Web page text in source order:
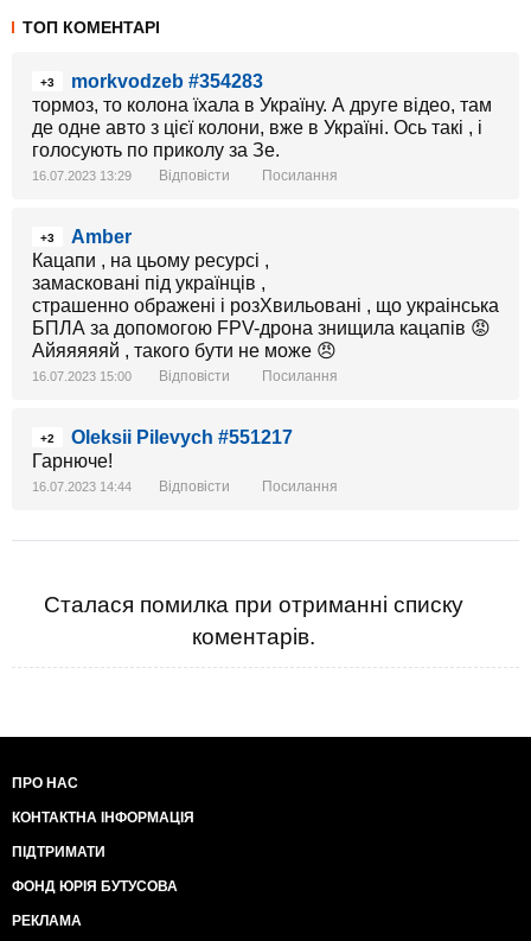
ТОП КОМЕНТАРІ
+3
morkvodzeb #354283
тормоз, то колона їхала в Україну. А друге відео, там
де одне авто з цієї колони, вже в Україні. Ось такі , і
голосують по приколу за Зе.
16.07.2023 13:29 Відповісти Посилання
+3
Amber
Кацапи , на цьому ресурсі ,
замасковані під українців ,
страшенно ображені і розХвильовані , що украінська
БПЛА за допомогою FPV-дрона знищила кацапів 😡
Айяяяяяй , такого бути не може 😠
16.07.2023 15:00 Відповісти Посилання
+2
Oleksii Pilevych #551217
Гарнюче!
16.07.2023 14:44 Відповісти Посилання
Сталася помилка при отриманні списку
коментарів.
ПРО НАС
КОНТАКТНА ІНФОРМАЦІЯ
ПІДТРИМАТИ
ФОНД ЮРІЯ БУТУСОВА
РЕКЛАМА